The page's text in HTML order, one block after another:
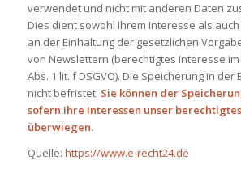
verwendet und nicht mit anderen Daten
Dies dient sowohl Ihrem Interesse als
an der Einhaltung der gesetzlichen
von Newslettern (berechtigtes Interesse im
Abs. 1 lit. f DSGVO). Die Speicherung in der
nicht befristet. Sie können der
sofern Ihre Interessen unser
überwiegen.
Quelle: https://www.e-recht24.de